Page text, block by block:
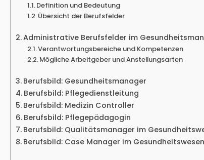
Definition und Bedeutung
Übersicht der Berufsfelder
Administrative Berufsfelder im
Verantwortungsbereiche und Kompetenzen
Mögliche Arbeitgeber und Anstellungsarten
Berufsbild: Gesundheitsmanager
Berufsbild: Pflegedienstleitung
Berufsbild: Medizin Controller
Berufsbild: Pflegepädagogin
Berufsbild: Qualitätsmanager im
Berufsbild: Case Manager im Gesundheitswesen